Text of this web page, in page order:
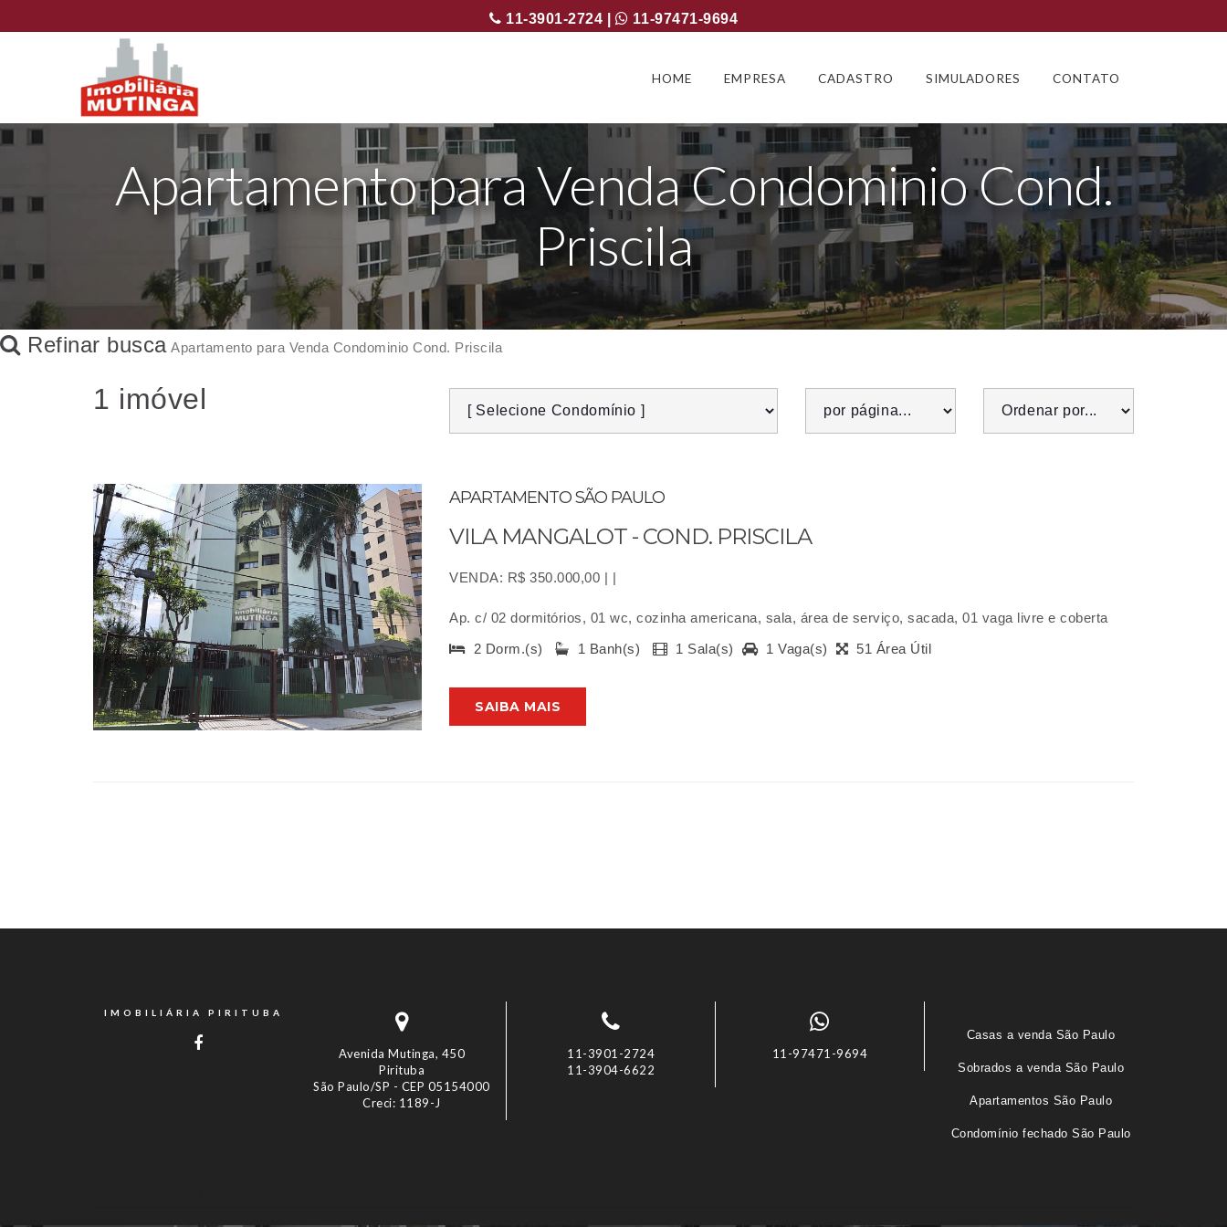
11-3901-2724 | 11-97471-9694
HOME EMPRESA CADASTRO SIMULADORES CONTATO
Apartamento para Venda Condominio Cond.
Priscila
Refinar busca Apartamento para Venda Condominio Cond. Priscila
1 imóvel
APARTAMENTO SÃO PAULO
VILA MANGALOT - COND. PRISCILA
VENDA: R$ 350.000,00 | |
Ap. c/ 02 dormitórios, 01 wc, cozinha americana, sala, área de serviço, sacada, 01 vaga livre e coberta
2 Dorm.(s)
1 Banh(s) 1 Sala(s) 1 Vaga(s) 51 Área Útil
SAIBA MAIS
IMOBILIÁRIA PIRITUBA
Avenida Mutinga, 450
Pirituba
São Paulo/SP - CEP 05154000
Creci: 1189-J
11-3901-2724
11-3904-6622
11-97471-9694
Casas a venda São Paulo
Sobrados a venda São Paulo
Apartamentos São Paulo
Condomínio fechado São Paulo